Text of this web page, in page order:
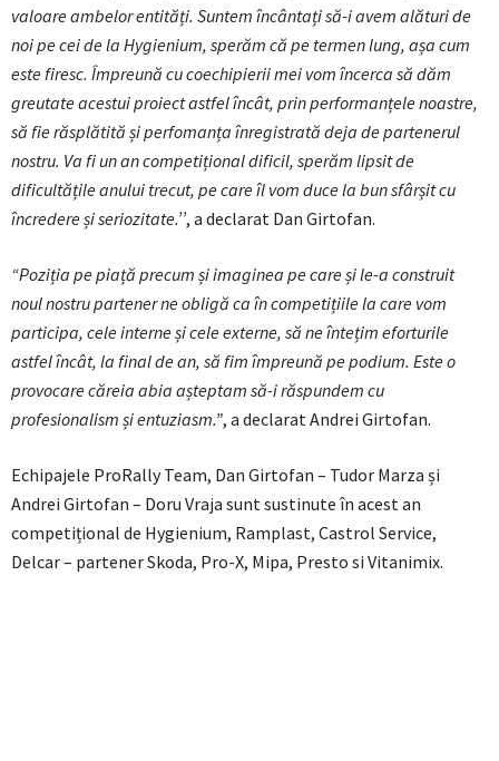
valoare ambelor entități. Suntem încântați să-i avem alături de
noi pe cei de la Hygienium, sperăm că pe termen lung, așa cum
este firesc. Împreună cu coechipierii mei vom încerca să dăm
greutate acestui proiect astfel încât, prin performanțele noastre,
să fie răsplătită și perfomanța înregistrată deja de partenerul
nostru. Va fi un an competițional dificil, sperăm lipsit de
dificultățile anului trecut, pe care îl vom duce la bun sfârșit cu
încredere și seriozitate.’’, a declarat Dan Girtofan.
“Poziția pe piață precum și imaginea pe care și le-a construit
noul nostru partener ne obligă ca în competițiile la care vom
participa, cele interne și cele externe, să ne întețim eforturile
astfel încât, la final de an, să fim împreună pe podium. Este o
provocare căreia abia așteptam să-i răspundem cu
profesionalism și entuziasm.”, a declarat Andrei Girtofan.
Echipajele ProRally Team, Dan Girtofan – Tudor Marza și
Andrei Girtofan – Doru Vraja sunt sustinute în acest an
competițional de Hygienium, Ramplast, Castrol Service,
Delcar – partener Skoda, Pro-X, Mipa, Presto si Vitanimix.